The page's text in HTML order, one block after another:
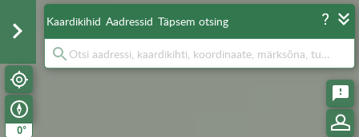
0°
Kaardikihid Aadressid Täpsem otsing